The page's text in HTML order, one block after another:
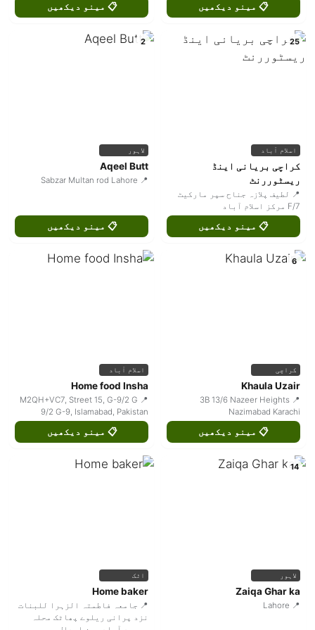
📋 مینو دیکھیں 📋 مینو دیکھیں
25
اسلام آباد
کراچی بریانی اینڈ
ریسٹوررنٹ
📍 لطیف پلازہ جناح سپر مارکیٹ
F/7 مرکز اسلام آباد
📋 مینو دیکھیں
2
لاہور
Aqeel Butt
📍 Sabzar Multan rod Lahore
📋 مینو دیکھیں
6
کراچی
Khaula Uzair
📍 3B 13/6 Nazeer Heights
Nazimabad Karachi
📋 مینو دیکھیں
اسلام آباد
Home food Insha
📍 M2QH+VC7, Street 15, G-9/2 G
9/2 G-9, Islamabad, Pakistan
📋 مینو دیکھیں
14
لاہور
Zaiqa Ghar ka
📍 Lahore
اٹک
Home baker
📍 جامعہ فاطمتہ الزہرا للبنات
نزد پرانی ریلوے پھاٹک محلہ